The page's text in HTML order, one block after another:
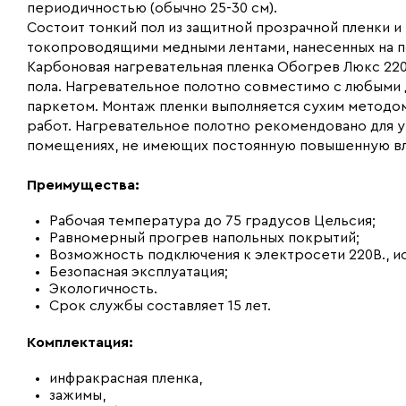
периодичностью (обычно 25-30 см).
Состоит тонкий пол из защитной прозрачной
токопроводящими медными лентами, нанесенных на
Карбоновая нагревательная пленка Обогрев Люкс
пола. Нагревательное полотно совместимо с
паркетом. Монтаж пленки выполняется сухим
работ. Нагревательное полотно рекомендовано для
помещениях, не имеющих постоянную повышенную
Преимущества:
Рабочая температура до 75 градусов Цельсия;
Равномерный прогрев напольных покрытий;
Возможность подключения к электросети 220В.,
Безопасная эксплуатация;
Экологичность.
Срок службы составляет 15 лет.
Комплектация:
инфракрасная пленка,
зажимы,